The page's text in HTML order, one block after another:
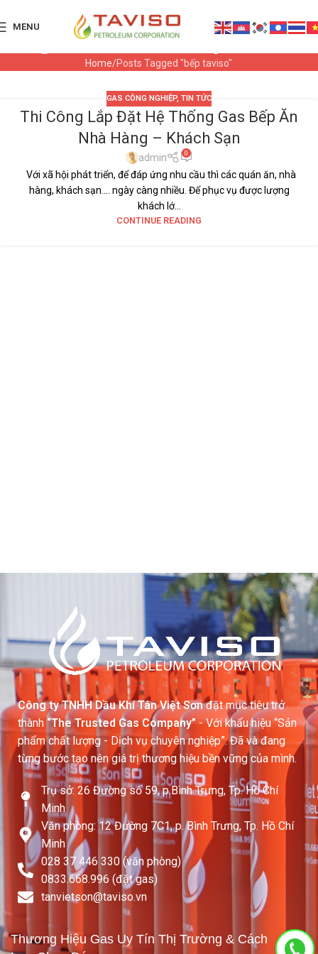
MENU
Tag Archives: bếp taviso
Home Posts Tagged "bếp taviso"
28
GAS CÔNG NGHIỆP, TIN TỨC
Thi Công Lắp Đặt Hệ Thống Gas Bếp Ăn
Nhà Hàng – Khách Sạn
admin 0
Với xã hội phát triển, để đáp ứng nhu cầu thì các quán ăn, nhà
hàng, khách sạn…. ngày càng nhiều. Để phục vụ được lượng
khách lớ...
CONTINUE READING
Công ty TNHH Dầu Khí Tân Việt Sơnđặt mục tiêu trở
thành “The Trusted Gas Company”- Với khẩu hiệu “Sản
phẩm chất lượng - Dịch vụ chuyên nghiệp”. Đã và đang
từng bước tạo nên giá trị thương hiệu bền vững của mình.
Trụ sở: 26 Đường số 59, p.Bình Trưng, Tp. Hồ Chí
Minh
Văn phòng: 12 Đường 7C1, p. Bình Trưng, Tp. Hồ Chí
Minh
028 37 446 330 (văn phòng)
0833.668.996 (đặt gas)
tanvietson@taviso.vn​
Thương Hiệu Gas Uy Tín Thị Trường & Cách